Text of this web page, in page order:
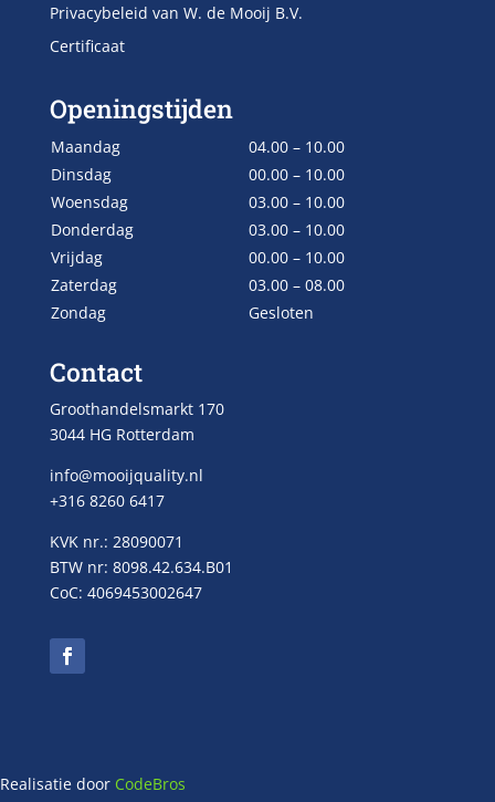
Privacybeleid van W. de Mooij B.V.
Certificaat
Openingstijden
Maandag
04.00 – 10.00
Dinsdag
00.00 – 10.00
Woensdag
03.00 – 10.00
Donderdag
03.00 – 10.00
Vrijdag
00.00 – 10.00
Zaterdag
03.00 – 08.00
Zondag
Gesloten
Contact
Groothandelsmarkt 170
3044 HG Rotterdam
info@mooijquality.nl
+316 8260 6417
KVK nr.: 28090071
BTW nr: 8098.42.634.B01
CoC: 4069453002647
Realisatie door CodeBros